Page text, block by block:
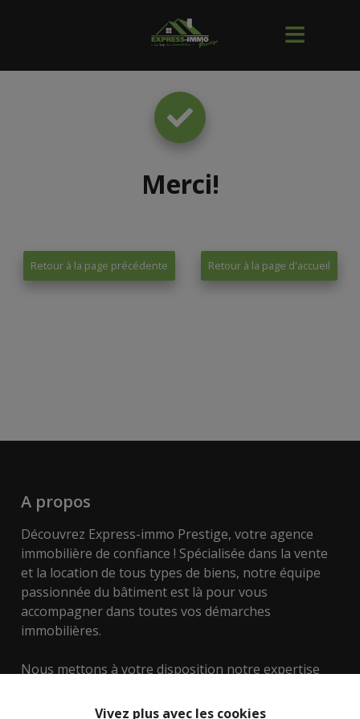
Vivez plus avec les cookies
Merci!
Retour à la page précédente Retour à la page d'accueil
A propos
Découvrez Express-immo Prestige, votre agence
immobilière de confiance ! Spécialisée dans la vente
et la location de tous types de biens, notre équipe
passionnée du bâtiment est là pour vous
accompagner dans toutes vos démarches
immobilières.
Nous mettons à votre disposition notre expertise
construction, les aspects urbanistiques, y compris le